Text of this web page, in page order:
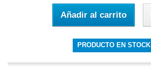
Añadir al carrito
PRODUCTO EN STOCK